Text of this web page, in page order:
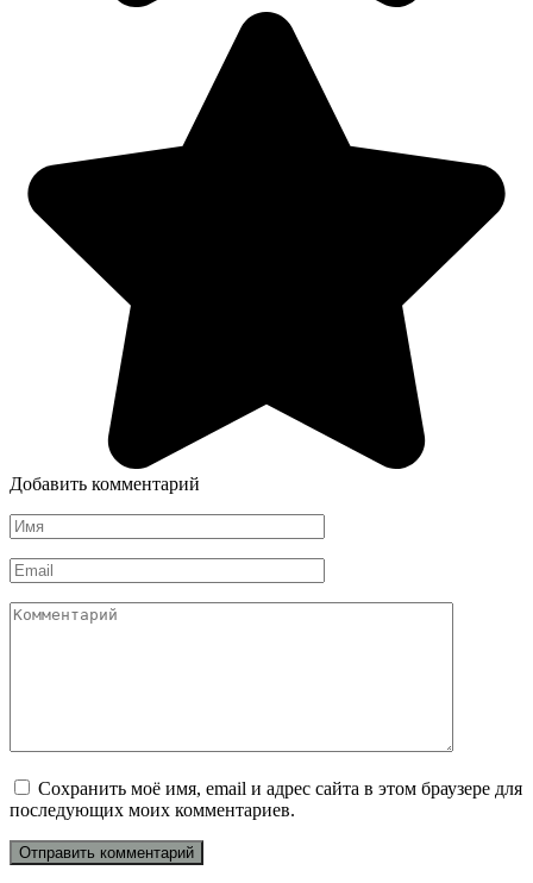
Добавить комментарий
Имя
*
Email
*
Комментарий
Сохранить моё имя, email и адрес сайта в этом браузере для
последующих моих комментариев.